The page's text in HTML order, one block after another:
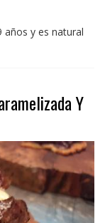
años y es natural
Y